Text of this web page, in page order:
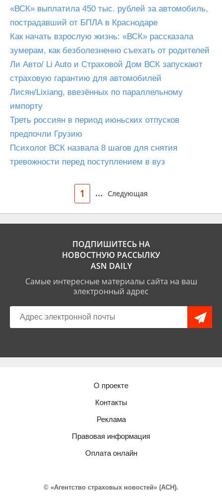
«ВСК» выплатила 450 тыс. рублей за автомобиль,
пострадавший от БПЛА в Краснодаре
Как начать взрослую жизнь: «ВСК» рассказала
зумерам, как безболезненно съехать от родителей
Ли Авто/ Li Auto и Страховой Дом ВСК запускают
страховую гарантию для автомобилей
Лисян/Lixiang, ввезённых по параллельному
импорту
Треть россиян в период июньских отпусков
предпочли Грузию
Психолог ВСК назвала 8 шагов для снятия
тревожности перед поступлением в вуз
1 ... Следующая
ПОДПИШИТЕСЬ НА
НОВОСТНУЮ РАССЫЛКУ
ASN DAILY
Самые интересные материалы сайта на ваш
электронный адрес
О проекте
Контакты
Реклама
Правовая информация
Оплата онлайн
© «Агентство страховых новостей» (АСН).